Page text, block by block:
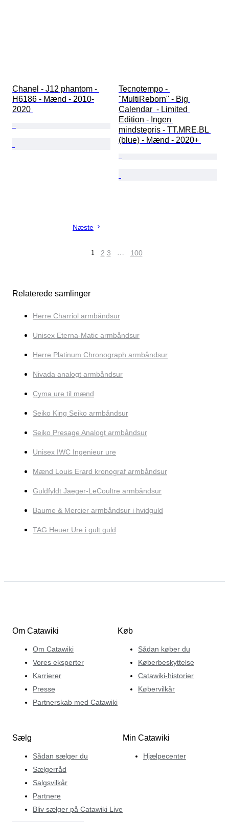
Chanel - J12 phantom -
H6186 - Mænd - 2010-
2020
Tecnotempo -
"MultiReborn" - Big
Calendar  - Limited
Edition - Ingen
mindstepris - TT.MRE.BL
(blue) - Mænd - 2020+
Næste
1 2 3 … 100
Relaterede samlinger
Herre Charriol armbåndsur
Unisex Eterna-Matic armbåndsur
Herre Platinum Chronograph armbåndsur
Nivada analogt armbåndsur
Cyma ure til mænd
Seiko King Seiko armbåndsur
Seiko Presage Analogt armbåndsur
Unisex IWC Ingenieur ure
Mænd Louis Erard kronograf armbåndsur
Guldfyldt Jaeger-LeCoultre armbåndsur
Baume & Mercier armbåndsur i hvidguld
TAG Heuer Ure i gult guld
Om Catawiki
Om Catawiki
Vores eksperter
Karrierer
Presse
Partnerskab med Catawiki
Køb
Sådan køber du
Køberbeskyttelse
Catawiki-historier
Købervilkår
Sælg
Sådan sælger du
Sælgerråd
Salgsvilkår
Partnere
Bliv sælger på Catawiki Live
Min Catawiki
Hjælpecenter